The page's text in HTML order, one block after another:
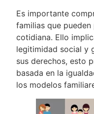
Es importante
familias que
cotidiana. Ello
legitimidad social y
sus derechos, esto
basada en la
los modelos